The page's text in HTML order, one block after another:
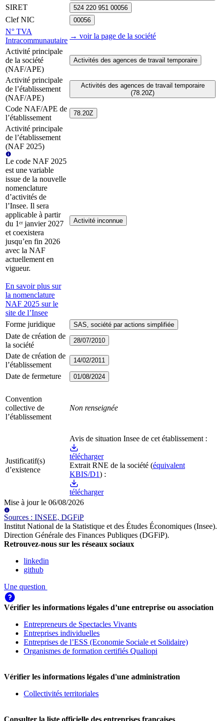
SIRET 524 220 951 00056
Clef NIC 00056
N° TVA
Intracommunautaire
→ voir la page de la société
Activité principale
de la société
(NAF/APE)
Activités des agences de travail temporaire
Activité principale
de l’établissement
(NAF/APE)
Activités des agences de travail temporaire
(78.20Z)
Code NAF/APE de
l’établissement
78.20Z
Activité principale
de l’établissement
(NAF 2025)
Le code NAF 2025
est une variable
issue de la nouvelle
nomenclature
d’activités de
l’Insee. Il sera
applicable à partir
du 1ᵉʳ janvier 2027
et coexistera
jusqu’en fin 2026
avec la NAF
actuellement en
vigueur.
En savoir plus sur
la nomenclature
NAF 2025 sur le
site de l’Insee
Activité inconnue
Forme juridique SAS, société par actions simplifiée
Date de création de
la société
28/07/2010
Date de création de
l’établissement
14/02/2011
Date de fermeture 01/08/2024
Convention
collective de
l’établissement
Non renseignée
Justificatif(s)
d’existence
Avis de situation Insee de cet établissement :
télécharger
Extrait RNE de la société (équivalent
KBIS/D1) :
télécharger
Mise à jour le 06/08/2026
Sources : INSEE, DGFiP
Institut National de la Statistique et des Études Économiques (Insee).
Direction Générale des Finances Publiques (DGFiP).
Retrouvez-nous sur les réseaux sociaux
linkedin
github
Une question
Vérifier les informations légales d’une entreprise ou association
Entrepreneurs de Spectacles Vivants
Entreprises individuelles
Entreprises de l’ESS (Economie Sociale et Solidaire)
Organismes de formation certifiés Qualiopi
Vérifier les informations légales d'une administration
Collectivités territoriales
Consulter la liste officielle des entreprises françaises